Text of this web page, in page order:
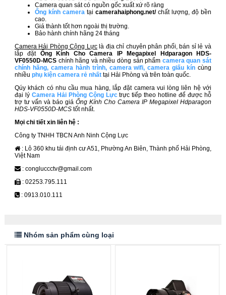
Camera quan sát có nguồn gốc xuất xứ rõ ràng
Ống kính cameratại camerahaiphong.net/chất lượng, độ bền
cao.
Giá thành tốt hơn ngoài thị trường.
Bảo hành chính hãng 24 tháng
Camera Hải Phòng Cộng Lựclà địa chỉ chuyên phân phối, bán sỉ lẻ và
lắp đặt Ống Kính Cho Camera IP Megapixel Hdparagon HDS-
VF0550D-MCS chính hãng và nhiều dòng sản phẩm camera quan sát
chính hãng, camera hành trình, camera wifi, camera giấu kín cùng
nhiều phụ kiện camera rẻ nhấttại Hải Phòng và trên toàn quốc.
Qúy khách có nhu cầu mua hàng, lắp đặt camera vui lòng liên hệ với
đại lý Camera Hải Phòng Cộng Lực trực tiếp theo hotline để được hỗ
trợ tư vấn và báo giá Ống Kính Cho Camera IP Megapixel Hdparagon
HDS-VF0550D-MCS tốt nhất.
Mọi chi tiết xin liên hệ :
Công ty TNHH TBCN Anh Ninh Cộng Lực
: Lô 360 khu tái định cư A51, Phường An Biên, Thành phố Hải Phòng,
Việt Nam
: congluccctv@gmail.com
: 02253.795.111
: 0913.010.111
Nhóm sản phẩm cùng loại